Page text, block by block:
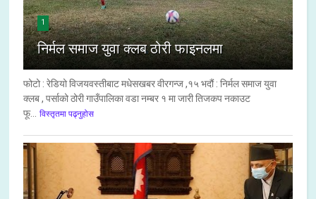
1
निर्मल समाज युवा क्लब ठोरी फाइनलमा
फोटो : रेडियो विजयवस्तीबाट मधेसखबर वीरगन्ज ,१५ भदौं : निर्मल समाज युवा
क्लब , पर्साको ठोरी गाउँपालिका वडा नम्बर १ मा जारी तिजकप नकाउट
फू... विस्तृतमा पढ्नुहोस